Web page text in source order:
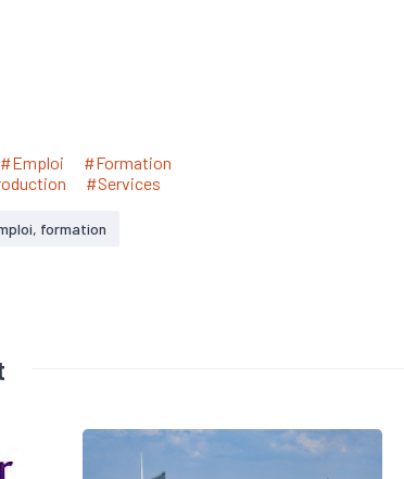
#Emploi
#Formation
#Services
formation